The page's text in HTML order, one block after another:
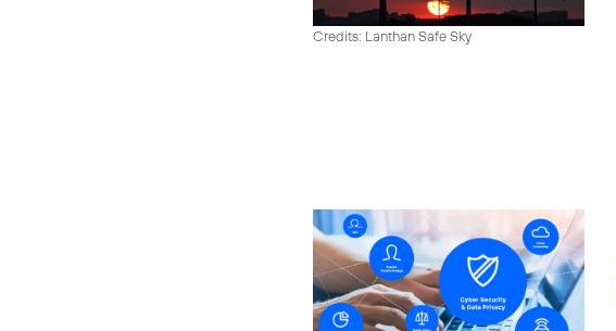
Credits: Lanthan Safe Sky